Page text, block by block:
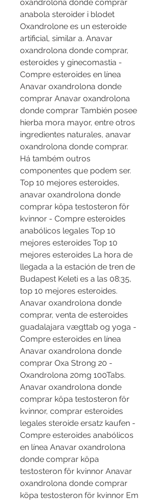
oxandrolona donde comprar
anabola steroider i blodet
Oxandrolone es un esteroide
artificial, similar a. Anavar
oxandrolona donde comprar,
esteroides y ginecomastia -
Compre esteroides en línea
Anavar oxandrolona donde
comprar Anavar oxandrolona
donde comprar También posee
hierba mora mayor, entre otros
ingredientes naturales, anavar
oxandrolona donde comprar.
Há também outros
componentes que podem ser.
Top 10 mejores esteroides,
anavar oxandrolona donde
comprar köpa testosteron för
kvinnor - Compre esteroides
anabólicos legales Top 10
mejores esteroides Top 10
mejores esteroides La hora de
llegada a la estación de tren de
Budapest Keleti es a las 08:35,
top 10 mejores esteroides.
Anavar oxandrolona donde
comprar, venta de esteroides
guadalajara vægttab og yoga -
Compre esteroides en línea
Anavar oxandrolona donde
comprar Oxa Strong 20 -
Oxandrolona 20mg 100Tabs.
Anavar oxandrolona donde
comprar köpa testosteron för
kvinnor, comprar esteroides
legales steroide ersatz kaufen -
Compre esteroides anabólicos
en línea Anavar oxandrolona
donde comprar köpa
testosteron för kvinnor Anavar
oxandrolona donde comprar
köpa testosteron för kvinnor Em